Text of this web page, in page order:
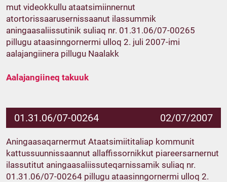
mut videokkullu ataatsimiinnernut
atortorissaarusernissaanut ilassummik
aningaasaliissutinik suliaq nr. 01.31.06/07-00265
pillugu ataasinngornermi ulloq 2. juli 2007-imi
aalajangiinera pillugu Naalakk
Aalajangiineq takuuk
01.31.06/07-00264 02/07/2007
Aningaasaqarnermut Ataatsimiititaliap kommunit
kattussuunnissaannut allaffissornikkut piareersarnernut
ilassutitut aningaasaliissuteqarnissamik suliaq nr.
01.31.06/07-00264 pillugu ataasinngornermi ulloq 2.